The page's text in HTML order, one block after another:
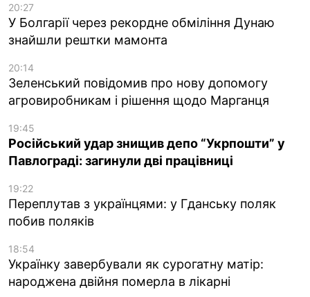
20:27
У Болгарії через рекордне обміління Дунаю
знайшли рештки мамонта
20:14
Зеленський повідомив про нову допомогу
агровиробникам і рішення щодо Марганця
19:45
Російський удар знищив депо “Укрпошти” у
Павлограді: загинули дві працівниці
19:22
Переплутав з українцями: у Гданську поляк
побив поляків
18:54
Українку завербували як сурогатну матір:
народжена двійня померла в лікарні